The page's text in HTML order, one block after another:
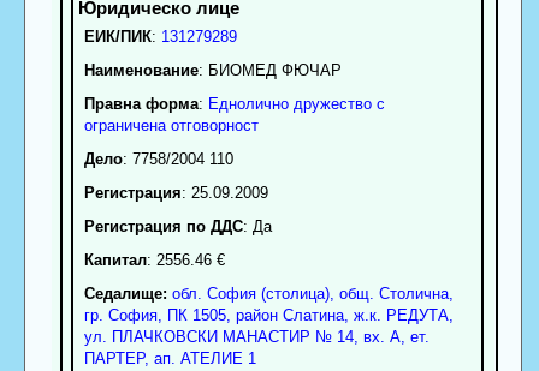
ЕИК/ПИК: 131279289
Наименование: БИОМЕД ФЮЧАР
Правна форма: Еднолично дружество с
ограничена отговорност
Дело: 7758/2004 110
Регистрация: 25.09.2009
Регистрация по ДДС: Да
Капитал: 2556.46 €
Седалище: обл. София (столица), общ. Столична,
гр. София, ПК 1505, район Слатина, ж.к. РЕДУТА,
ул. ПЛАЧКОВСКИ МАНАСТИР № 14, вх. А, ет.
ПАРТЕР, ап. АТЕЛИЕ 1